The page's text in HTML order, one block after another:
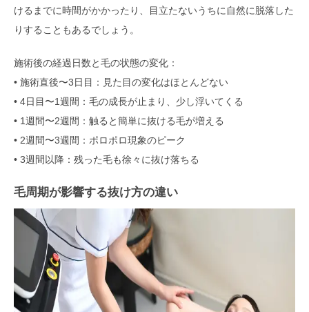
けるまでに時間がかかったり、目立たないうちに自然に脱落した
りすることもあるでしょう。
施術後の経過日数と毛の状態の変化：
• 施術直後〜3日目：見た目の変化はほとんどない
• 4日目〜1週間：毛の成長が止まり、少し浮いてくる
• 1週間〜2週間：触ると簡単に抜ける毛が増える
• 2週間〜3週間：ポロポロ現象のピーク
• 3週間以降：残った毛も徐々に抜け落ちる
毛周期が影響する抜け方の違い